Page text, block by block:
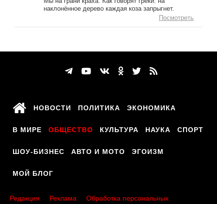
наклонённое дерево каждая коза запрыгнет.
Посмотреть
НОВОСТИ ПОЛИТИКА ЭКОНОМИКА
В МИРЕ ОБЩЕСТВО КУЛЬТУРА НАУКА СПОРТ
ШОУ-БИЗНЕС АВТО И МОТО ЭГОИЗМ
МОЙ БЛОГ
Редакция Реклама
Обработка персональных